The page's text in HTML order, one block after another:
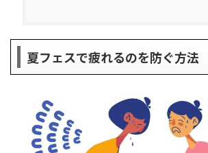
夏フェスで疲れるのを防ぐ方法